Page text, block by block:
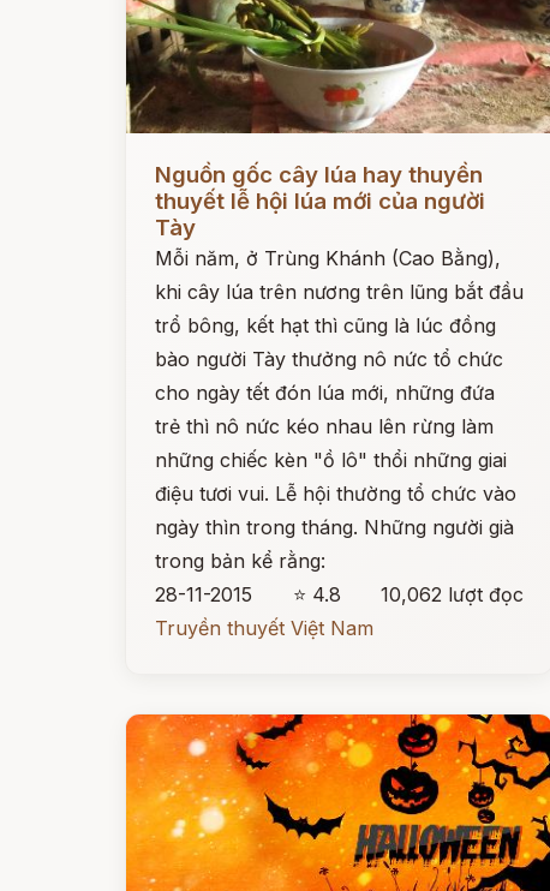
Đọc ngay
Nguồn gốc cây lúa hay thuyền
thuyết lễ hội lúa mới của người
Tày
Mỗi năm, ở Trùng Khánh (Cao Bằng),
khi cây lúa trên nương trên lũng bắt đầu
trổ bông, kết hạt thì cũng là lúc đồng
bào người Tày thưởng nô nức tổ chức
cho ngày tết đón lúa mới, những đứa
trẻ thì nô nức kéo nhau lên rừng làm
những chiếc kèn "ồ lô" thổi những giai
điệu tươi vui. Lễ hội thường tổ chức vào
ngày thìn trong tháng. Những người già
trong bản kể rằng:
28-11-2015
⭐ 4.8
10,062 lượt đọc
Truyền thuyết Việt Nam